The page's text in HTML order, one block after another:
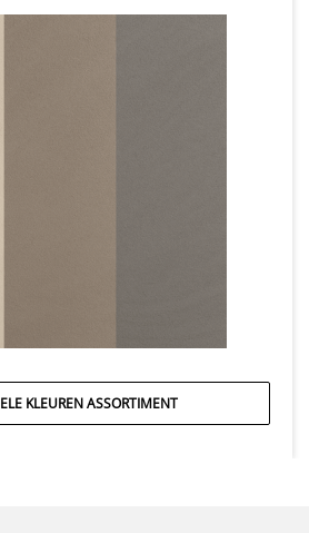
KLEUREN ASSORTIMENT